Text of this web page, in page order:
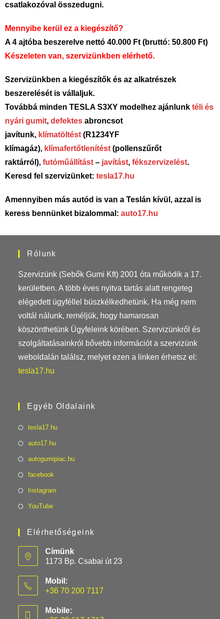
csatlakozóval összedugni.
Mennyibe kerül ez a kiegészítő?
A 4 ajtóba beszerelve nettó 40.000 Ft (bruttó: 50.800 Ft)
Készeleten van, szervizünkben elérhető.
Szervizünkben a kiegészítők és az alkatrészek
beszerelését is vállaljuk.
Továbbá minden TESLA S3XY modelhez ajánlunk téli és
nyári gumit, defektes abroncsot
javítunk, klímatöltést (R1234YF
klímagáz), klímafertőtlenítést (pollenszűrőt
raktárról), futóműállítást – javítást, fékszervizelést.
Keresd fel szervizünket: tesla17.hu
Amennyiben más autód is van a Teslán kívül, azzal is
keress bennünket bizalommal: auto17.hu
Rólunk
Szervizünk (Sebők Gumi Kft) 2001 óta működik a 17.
kerületben. A több éves nyitva tartás alatt rengeteg
elégedett ügyféllel büszkélkedhetünk. Ha még nem
voltál nálunk, reméljük, hogy hamarosan
köszönthetünk Ügyfeleink körében. Szervizünkről és
szolgáltatásainkról bővebb információt a szervizünk
weboldalán találsz, melyet ezen a linken érhetsz el:
tesla17.hu
Egyéb Oldalaink
tesla17.hu
auto17.hu
autogumipiac.hu
facebook
Instagram
YouTube
Elérhetőségeink
Címünk
1173 Bp. Csabai út 23
Mobil:
+36 70 200 7117
Mobile: